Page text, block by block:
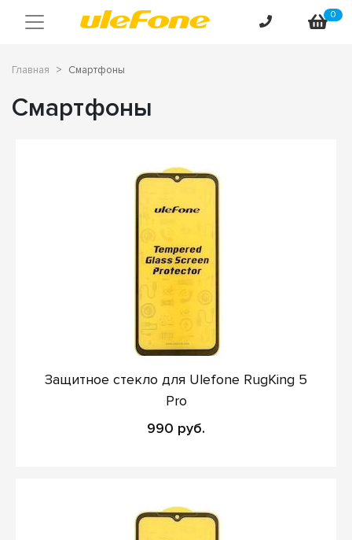
0
Главная Смартфоны
Смартфоны
Защитное стекло для Ulefone RugKing 5
Pro
990 руб.